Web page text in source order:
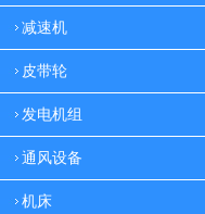
减速机
皮带轮
发电机组
通风设备
机床